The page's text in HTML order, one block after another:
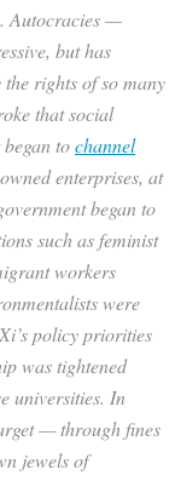
Autocracies —
but has
rights of so many
that social
tochannel
enterprises, at
began to
such as feminist
workers
were
policy priorities
was tightened
universities. In
— through fines
jewels of